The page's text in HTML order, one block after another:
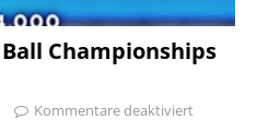
Ball Championships
Kommentare deaktiviert